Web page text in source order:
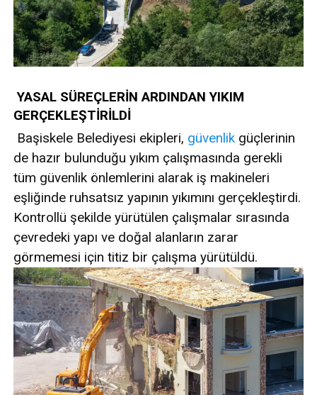
YASAL SÜREÇLERİN ARDINDAN YIKIM
GERÇEKLEŞTİRİLDİ
Başiskele Belediyesi ekipleri, güvenlik güçlerinin
de hazır bulunduğu yıkım çalışmasında gerekli
tüm güvenlik önlemlerini alarak iş makineleri
eşliğinde ruhsatsız yapının yıkımını gerçekleştirdi.
Kontrollü şekilde yürütülen çalışmalar sırasında
çevredeki yapı ve doğal alanların zarar
görmemesi için titiz bir çalışma yürütüldü.